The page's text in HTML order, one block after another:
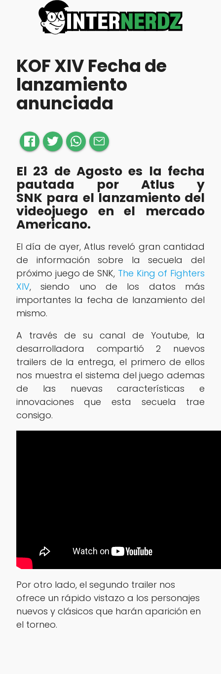
KOF XIV Fecha de
lanzamiento
anunciada
El 23 de Agosto es la fecha
pautada por Atlus y
SNK para el lanzamiento del
videojuego en el mercado
Americano.
El día de ayer, Atlus reveló gran cantidad
de información sobre la secuela del
próximo juego de SNK, The King of Fighters
XIV, siendo uno de los datos más
importantes la fecha de lanzamiento del
mismo.
A través de su canal de Youtube, la
desarrolladora compartió 2 nuevos
trailers de la entrega, el primero de ellos
nos muestra el sistema del juego ademas
de las nuevas características e
innovaciones que esta secuela trae
consigo.
Por otro lado, el segundo trailer nos
ofrece un rápido vistazo a los personajes
nuevos y clásicos que harán aparición en
el torneo.